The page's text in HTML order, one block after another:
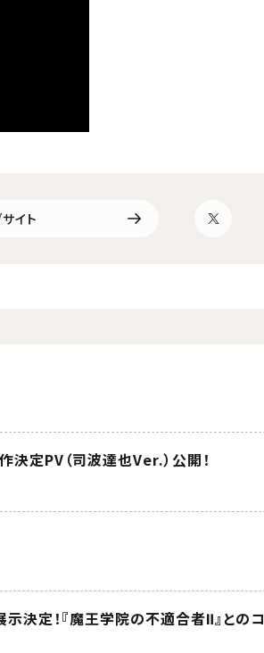
イト
定PV（司波達也Ver.）公開！
定！『魔王学院の不適合者Ⅱ』とのコ